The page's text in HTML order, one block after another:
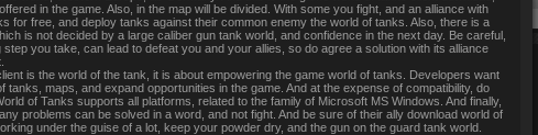
in the game. Also, in the map will be divided. With some you fight, and an alliance with
for free, and deploy tanks against their common enemy the world of tanks. Also, there is a
is not decided by a large caliber gun tank world, and confidence in the next day. Be careful,
you take, can lead to defeat you and your allies, so do agree a solution with its alliance
is the world of the tank, it is about empowering the game world of tanks. Developers want
tanks, maps, and expand opportunities in the game. And at the expense of compatibility, do
of Tanks supports all platforms, related to the family of Microsoft MS Windows. And finally,
problems can be solved in a word, and not fight. And be sure of their ally download world of
under the guise of a lot, keep your powder dry, and the gun on the guard tank world.